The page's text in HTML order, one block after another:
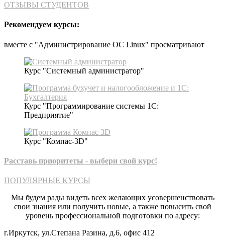
ОТЗЫВЫ СТУДЕНТОВ
Рекомендуем курсы:
вместе с "Администрирование ОС Linux" просматривают
Курс "Системный администратор"
Курс "Программирование системы 1С:
Предприятие"
Курс "Компас-3D"
Расставь приоритеты - выбери свой курс!​
ПОПУЛЯРНЫЕ КУРСЫ
Мы будем рады видеть всех желающих усовершенствовать
свои знания или получить новые, а также повысить свой
уровень профессиональной подготовки по адресу:
г.Иркутск, ул.Степана Разина, д.6, офис 412